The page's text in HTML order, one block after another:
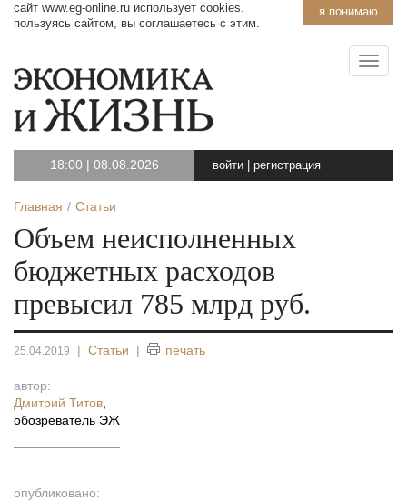
я понимаю
сайт www.eg-online.ru использует cookies.
пользуясь сайтом, вы соглашаетесь с этим.
18:00 | 08.08.2026 войти регистрация
Главная Статьи
Объем неисполненных
бюджетных расходов
превысил 785 млрд руб.
25.04.2019 | Статьи | печать
автор:
Дмитрий Титов
обозреватель ЭЖ
опубликовано: